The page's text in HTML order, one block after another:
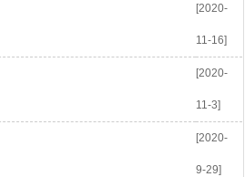
[2020-
11-16]
[2020-
11-3]
[2020-
9-29]